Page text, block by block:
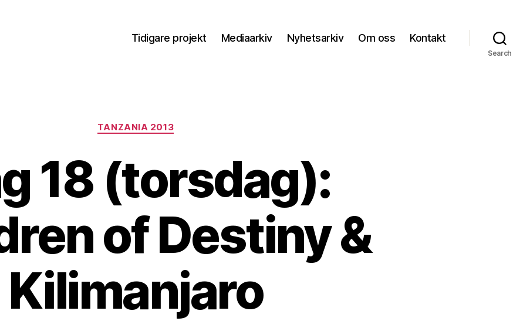
Tidigare projekt Mediaarkiv Nyhetsarkiv Om oss Kontakt
Search
TANZANIA 2013
18 (torsdag):
of Destiny &
Kilimanjaro